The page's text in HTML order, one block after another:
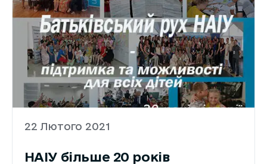
22 Лютого 2021
НАІУ більше 20 років